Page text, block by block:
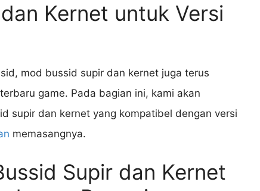
Kernet untuk Versi
mod bussid supir dan kernet juga terus
game. Pada bagian ini, kami akan
supir dan kernet yang kompatibel dengan versi
memasangnya.
Supir dan Kernet